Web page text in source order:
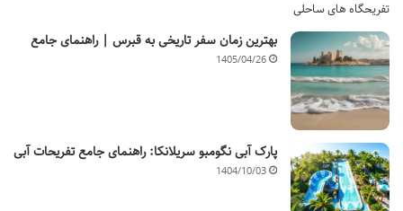
بهترین زمان سفر تاریخی به قبرس | راهنمای جامع
1405/04/26
پارک آبی نگومبو سریلانکا: راهنمای جامع تفریحات آبی
1404/10/03